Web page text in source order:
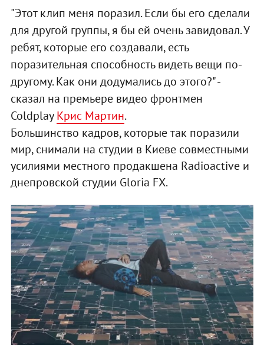
"Этот клип меня поразил. Если бы его сделали
для другой группы, я бы ей очень завидовал. У
ребят, которые его создавали, есть
поразительная способность видеть вещи по-
другому. Как они додумались до этого?" -
сказал на премьере видео фронтмен
ColdplayКрис Мартин.
Большинство кадров, которые так поразили
мир, снимали на студии в Киеве совместными
усилиями местного продакшена Radioactive и
днепровской студии Gloria FX.